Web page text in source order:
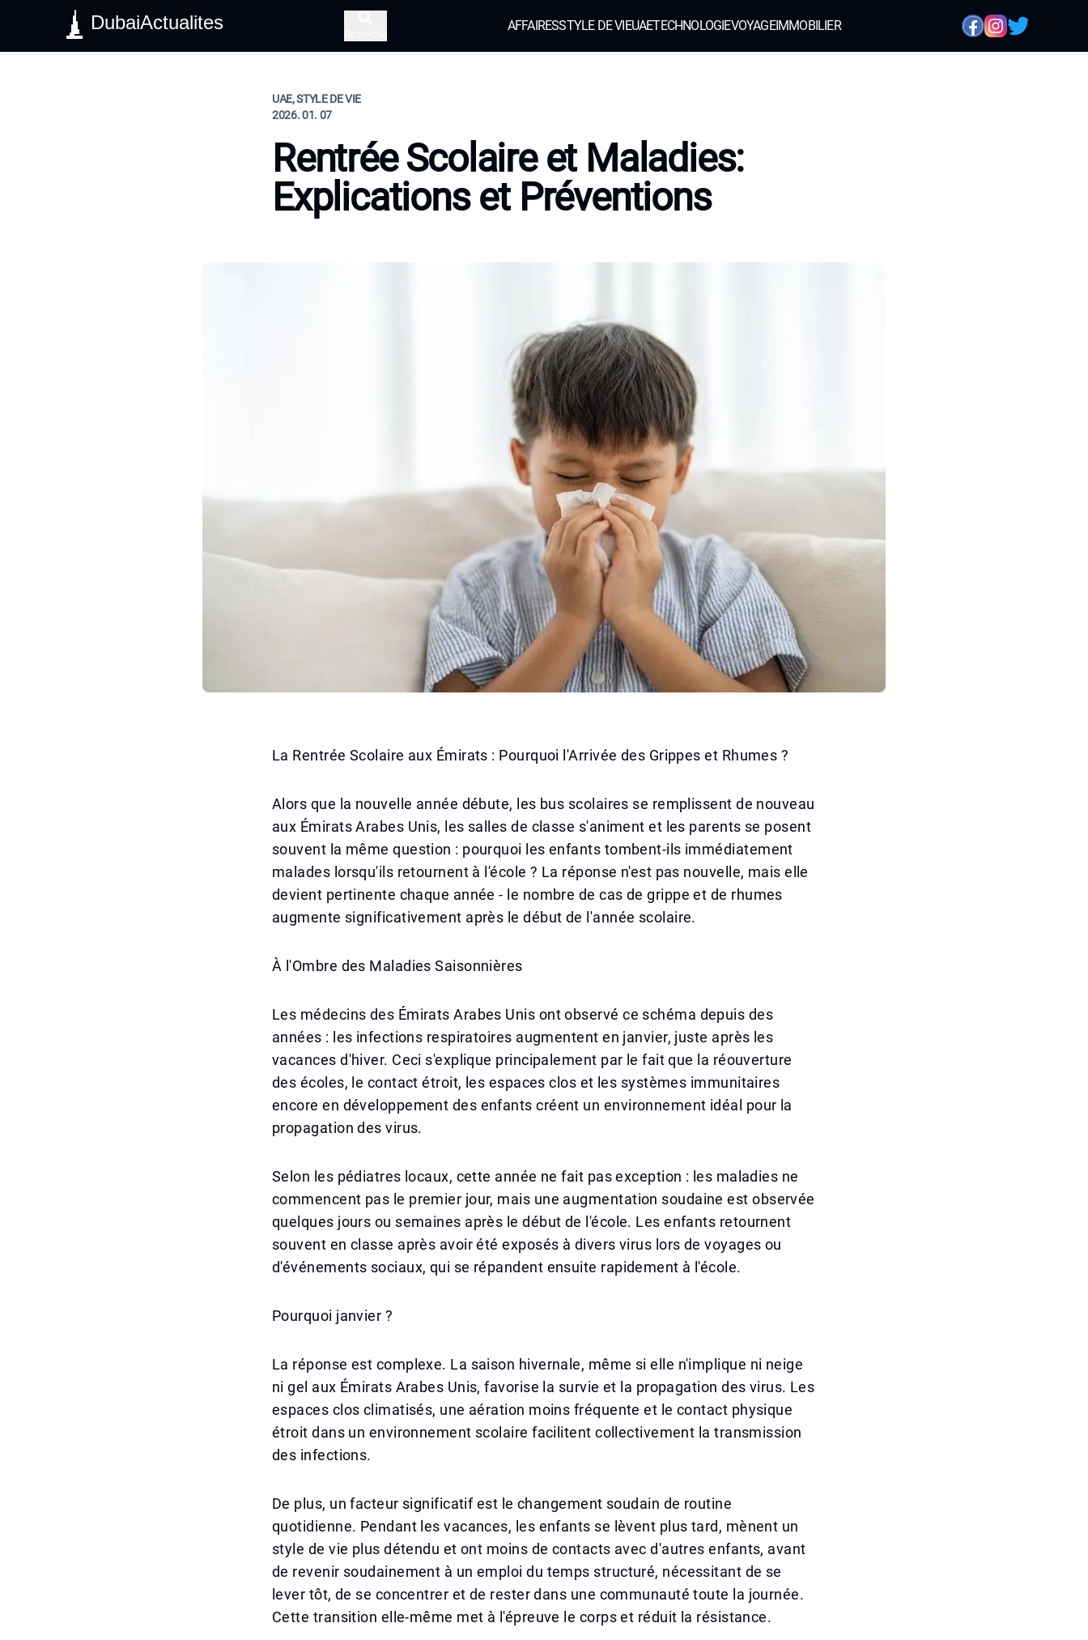
DubaiActualites AFFAIRESSTYLE DE VIEUAETECHNOLOGIEVOYAGEIMMOBILIER
UAE, STYLE DE VIE
2026. 01. 07
Rentrée Scolaire et Maladies:
Explications et Préventions
La Rentrée Scolaire aux Émirats : Pourquoi l'Arrivée des Grippes et Rhumes ?
Alors que la nouvelle année débute, les bus scolaires se remplissent de nouveau
aux Émirats Arabes Unis, les salles de classe s'animent et les parents se posent
souvent la même question : pourquoi les enfants tombent-ils immédiatement
malades lorsqu'ils retournent à l'école ? La réponse n'est pas nouvelle, mais elle
devient pertinente chaque année - le nombre de cas de grippe et de rhumes
augmente significativement après le début de l'année scolaire.
À l'Ombre des Maladies Saisonnières
Les médecins des Émirats Arabes Unis ont observé ce schéma depuis des
années : les infections respiratoires augmentent en janvier, juste après les
vacances d'hiver. Ceci s'explique principalement par le fait que la réouverture
des écoles, le contact étroit, les espaces clos et les systèmes immunitaires
encore en développement des enfants créent un environnement idéal pour la
propagation des virus.
Selon les pédiatres locaux, cette année ne fait pas exception : les maladies ne
commencent pas le premier jour, mais une augmentation soudaine est observée
quelques jours ou semaines après le début de l'école. Les enfants retournent
souvent en classe après avoir été exposés à divers virus lors de voyages ou
d'événements sociaux, qui se répandent ensuite rapidement à l'école.
Pourquoi janvier ?
La réponse est complexe. La saison hivernale, même si elle n'implique ni neige
ni gel aux Émirats Arabes Unis, favorise la survie et la propagation des virus. Les
espaces clos climatisés, une aération moins fréquente et le contact physique
étroit dans un environnement scolaire facilitent collectivement la transmission
des infections.
De plus, un facteur significatif est le changement soudain de routine
quotidienne. Pendant les vacances, les enfants se lèvent plus tard, mènent un
style de vie plus détendu et ont moins de contacts avec d'autres enfants, avant
de revenir soudainement à un emploi du temps structuré, nécessitant de se
lever tôt, de se concentrer et de rester dans une communauté toute la journée.
Cette transition elle-même met à l'épreuve le corps et réduit la résistance.